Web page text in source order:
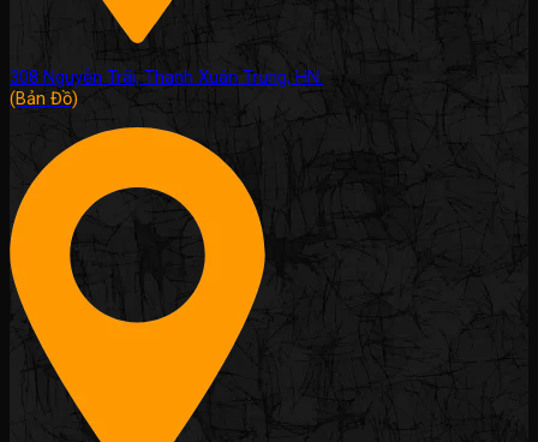
308 Nguyễn Trãi, Thanh Xuân Trung, HN.
(Bản Đồ)